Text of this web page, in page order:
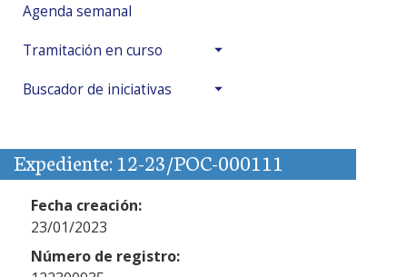
Agenda semanal
Tramitación en curso
Buscador de iniciativas
Expediente: 12-23/POC-000111
Fecha creación:
23/01/2023
Número de registro: